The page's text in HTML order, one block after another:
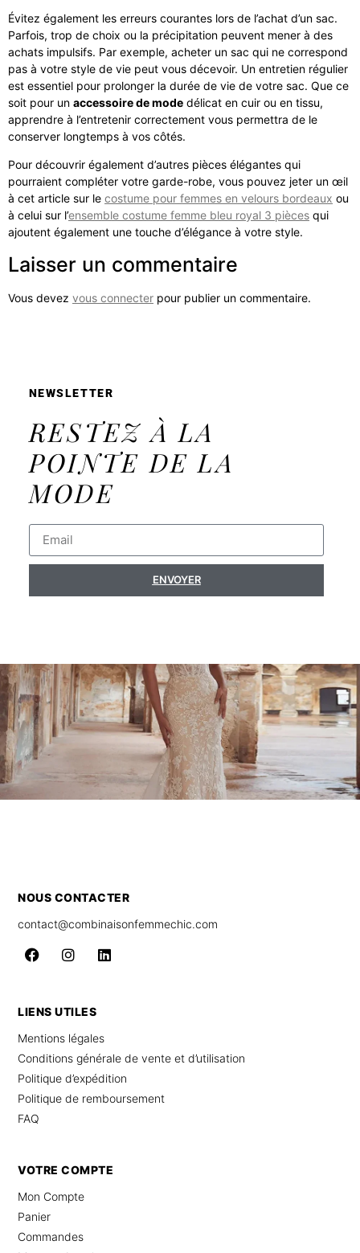
Évitez également les erreurs courantes lors de l’achat d’un sac.
Parfois, trop de choix ou la précipitation peuvent mener à des
achats impulsifs. Par exemple, acheter un sac qui ne correspond
pas à votre style de vie peut vous décevoir. Un entretien régulier
est essentiel pour prolonger la durée de vie de votre sac. Que ce
soit pour un accessoire de mode délicat en cuir ou en tissu,
apprendre à l’entretenir correctement vous permettra de le
conserver longtemps à vos côtés.
Pour découvrir également d’autres pièces élégantes qui
pourraient compléter votre garde-robe, vous pouvez jeter un œil
à cet article sur le costume pour femmes en velours bordeaux ou
à celui sur l’ensemble costume femme bleu royal 3 pièces qui
ajoutent également une touche d’élégance à votre style.
Laisser un commentaire
Vous devez vous connecter pour publier un commentaire.
NEWSLETTER
RESTEZ À LA
POINTE DE LA
MODE
ENVOYER
NOUS CONTACTER
contact@combinaisonfemmechic.com
LIENS UTILES
Mentions légales
Conditions générale de vente et d’utilisation
Politique d’expédition
Politique de remboursement
FAQ
VOTRE COMPTE
Mon Compte
Panier
Commandes